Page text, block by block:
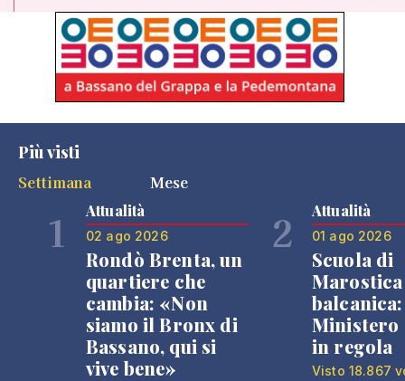
Più visti
Settimana
Mese
1 Attualità
02 ago 2026
Rondò Brenta, un
quartiere che
cambia: «Non
siamo il Bronx di
Bassano, qui si
vive bene»
2 Attualità
01 ago 2026
Scuola di
Ministero
in regola
Visto 18.867